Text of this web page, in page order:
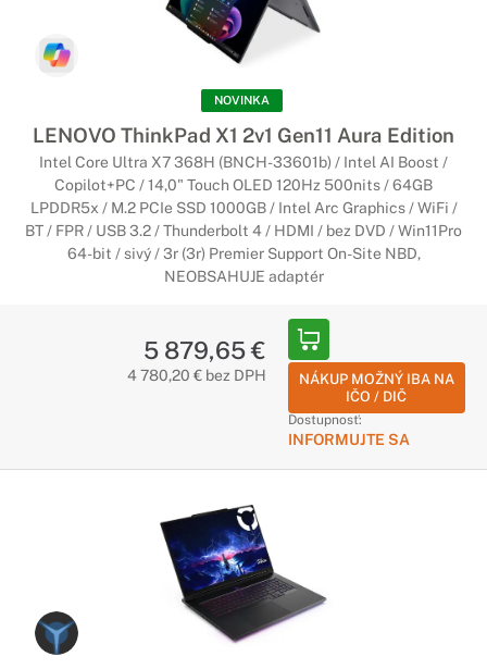
NOVINKA
LENOVO ThinkPad X1 2v1 Gen11 Aura Edition
Intel Core Ultra X7 368H (BNCH-33601b) / Intel AI Boost /
Copilot+PC / 14,0" Touch OLED 120Hz 500nits / 64GB
LPDDR5x / M.2 PCIe SSD 1000GB / Intel Arc Graphics / WiFi /
BT / FPR / USB 3.2 / Thunderbolt 4 / HDMI / bez DVD / Win11Pro
64-bit / sivý / 3r (3r) Premier Support On-Site NBD,
NEOBSAHUJE adaptér
5 879,65 €
4 780,20 € bez DPH
NÁKUP MOŽNÝ IBA NA
IČO / DIČ
Dostupnosť:
INFORMUJTE SA